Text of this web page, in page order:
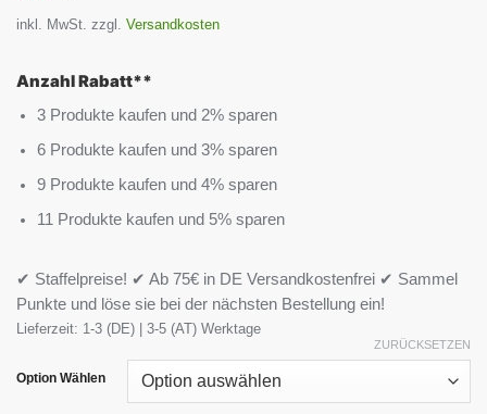
inkl. MwSt. zzgl. Versandkosten
Anzahl Rabatt**
3 Produkte kaufen und 2% sparen
6 Produkte kaufen und 3% sparen
9 Produkte kaufen und 4% sparen
11 Produkte kaufen und 5% sparen
✔ Staffelpreise! ✔ Ab 75€ in DE Versandkostenfrei ✔ Sammel
Punkte und löse sie bei der nächsten Bestellung ein!
Lieferzeit: 1-3 (DE) | 3-5 (AT) Werktage
Option Wählen
ZURÜCKSETZEN